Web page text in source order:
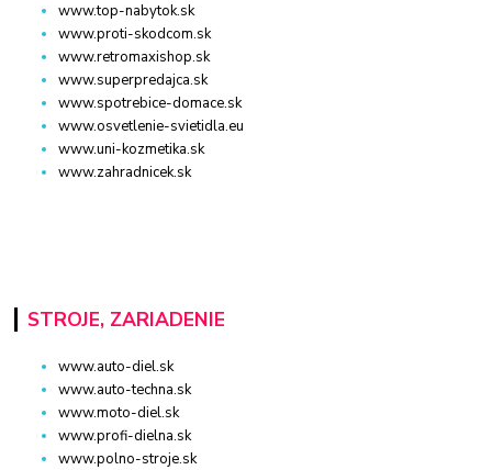
www.top-nabytok.sk
www.proti-skodcom.sk
www.retromaxishop.sk
www.superpredajca.sk
www.spotrebice-domace.sk
www.osvetlenie-svietidla.eu
www.uni-kozmetika.sk
www.zahradnicek.sk
STROJE, ZARIADENIE
www.auto-diel.sk
www.auto-techna.sk
www.moto-diel.sk
www.profi-dielna.sk
www.polno-stroje.sk